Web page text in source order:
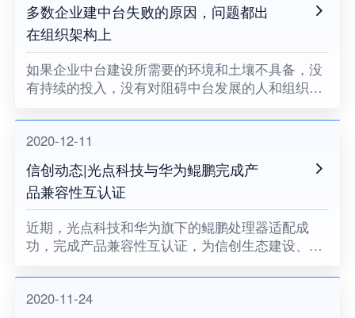
多数企业建中台失败的原因，问题都出
在组织架构上
如果企业中台建设所需要的环境和土壤不具备，没
有持续的投入，没有对阻碍中台发展的人和组织提
业中台将很难健康地成长。
2020-12-11
信创动态|光点科技与华为鲲鹏完成产
品兼容性互认证
近期，光点科技和华为旗下的鲲鹏处理器适配成
功，完成产品兼容性互认证，为信创生态建设、关
2020-11-24